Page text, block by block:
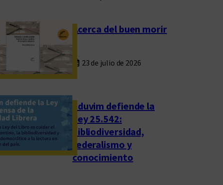
Acerca del buen morir
23 de julio de 2026
Eduvim defiende la
Ley 25.542:
bibliodiversidad,
federalismo y
conocimiento